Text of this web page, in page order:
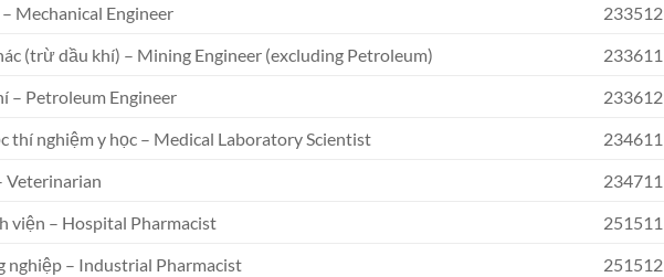
Mechanical Engineer
233512
(trừ dầu khí) – Mining Engineer (excluding Petroleum)
233611
– Petroleum Engineer
233612
thí nghiệm y học – Medical Laboratory Scientist
234611
Veterinarian
234711
viện – Hospital Pharmacist
251511
nghiệp – Industrial Pharmacist
251512